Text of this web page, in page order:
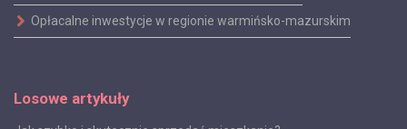
Opłacalne inwestycje w regionie warmińsko-mazurskim
Losowe artykuły